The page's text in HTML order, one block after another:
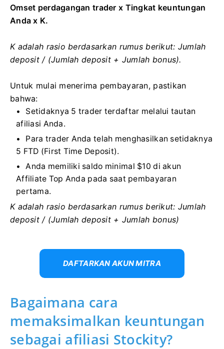
Omset perdagangan trader x Tingkat keuntungan
Anda x K.
K adalah rasio berdasarkan rumus berikut: Jumlah
deposit / (Jumlah deposit + Jumlah bonus).
Untuk mulai menerima pembayaran, pastikan
bahwa:
Setidaknya 5 trader terdaftar melalui tautan
afiliasi Anda.
Para trader Anda telah menghasilkan setidaknya
5 FTD (First Time Deposit).
Anda memiliki saldo minimal $10 di akun
Affiliate Top Anda pada saat pembayaran
pertama.
K adalah rasio berdasarkan rumus berikut: Jumlah
deposit / (Jumlah deposit + Jumlah bonus)
DAFTARKAN AKUN MITRA
Bagaimana cara
memaksimalkan keuntungan
sebagai afiliasi Stockity?